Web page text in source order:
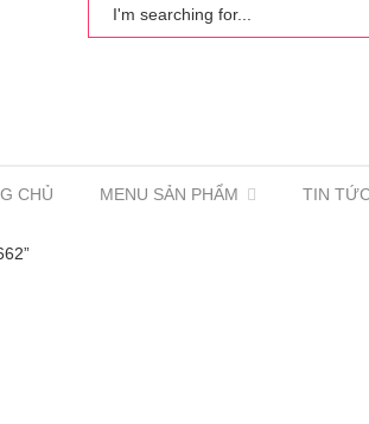
CHỦ MENU SẢN PHẨM TIN